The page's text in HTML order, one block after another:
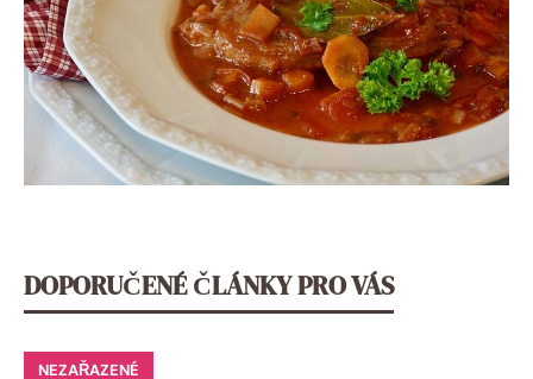
DOPORUČENÉ ČLÁNKY PRO VÁS
NEZAŘAZENÉ